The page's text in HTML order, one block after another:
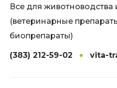
Все для животноводства
(ветеринарные
биопрепараты)
(383) 212-59-02 vita-